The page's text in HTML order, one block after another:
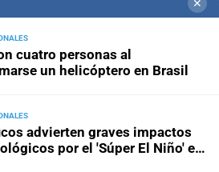
con:
✕
cuatro personas al
un helicóptero en Brasil
advierten graves impactos
por el 'Súper El Niño' en